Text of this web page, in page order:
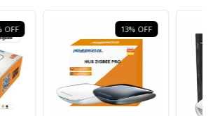
OFF 13% OFF